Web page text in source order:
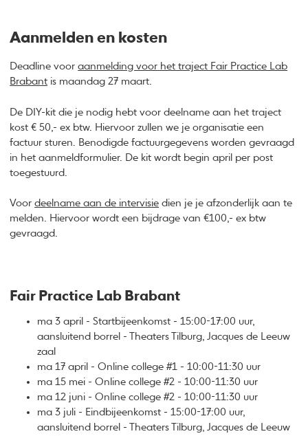
Aanmelden en kosten
Deadline vooraanmelding voor het traject Fair Practice Lab
Brabant is maandag 27 maart.
De DIY-kit die je nodig hebt voor deelname aan het traject
kost € 50,- ex btw. Hiervoor zullen we je organisatie een
factuur sturen. Benodigde factuurgegevens worden gevraagd
in het aanmeldformulier. De kit wordt begin april per post
toegestuurd.
Voordeelname aan de intervisie dien je je afzonderlijk aan te
melden. Hiervoor wordt een bijdrage van €100,- ex btw
gevraagd.
Fair Practice Lab Brabant
ma 3 april - Startbijeenkomst - 15:00-17:00 uur,
aansluitend borrel - Theaters Tilburg, Jacques de Leeuw
zaal
ma 17 april - Online college #1 - 10:00-11:30 uur
ma 15 mei - Online college #2 - 10:00-11:30 uur
ma 12 juni - Online college #2 - 10:00-11:30 uur
ma 3 juli - Eindbijeenkomst - 15:00-17:00 uur,
aansluitend borrel - Theaters Tilburg, Jacques de Leeuw